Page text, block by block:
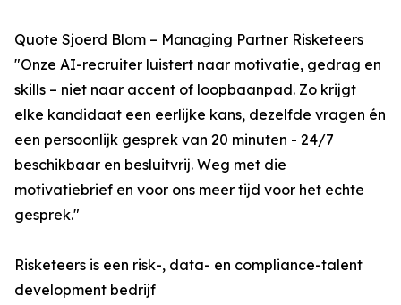
Quote Sjoerd Blom – Managing Partner Risketeers
"Onze AI-recruiter luistert naar motivatie, gedrag en
skills – niet naar accent of loopbaanpad. Zo krijgt
elke kandidaat een eerlijke kans, dezelfde vragen én
een persoonlijk gesprek van 20 minuten - 24/7
beschikbaar en besluitvrij. Weg met die
motivatiebrief en voor ons meer tijd voor het echte
gesprek."
Risketeers is een risk-, data- en compliance-talent
development bedrijf